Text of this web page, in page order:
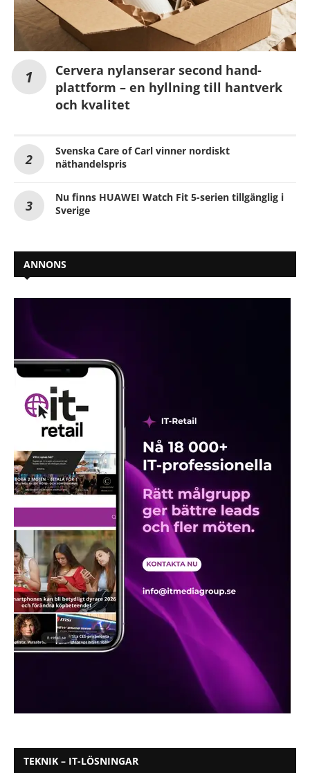
Cervera nylanserar second hand-
plattform – en hyllning till hantverk
och kvalitet
Svenska Care of Carl vinner nordiskt
näthandelspris
Nu finns HUAWEI Watch Fit 5-serien tillgänglig i
Sverige
ANNONS
TEKNIK – IT-LÖSNINGAR